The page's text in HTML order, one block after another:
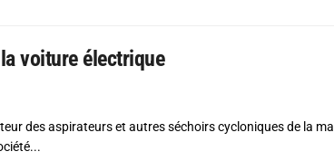
voiture électrique
des aspirateurs et autres séchoirs cycloniques de la